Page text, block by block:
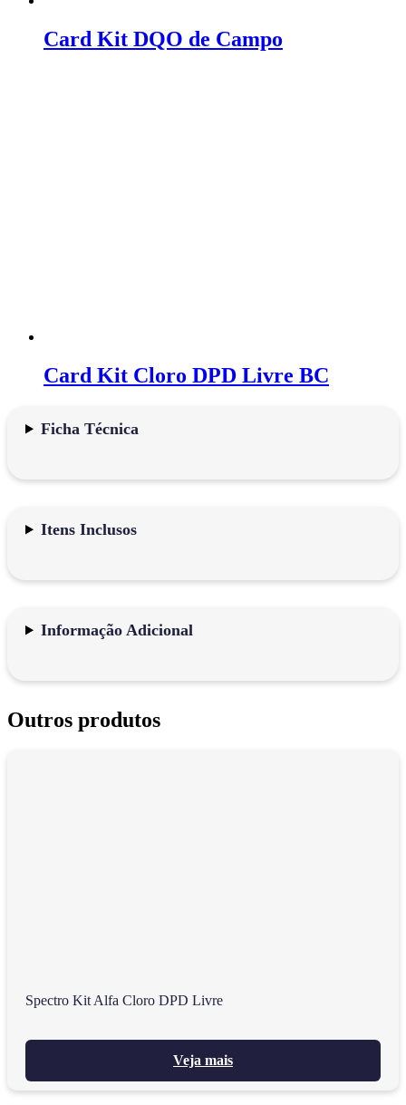
Card Kit DQO de Campo
Card Kit Cloro DPD Livre BC
Ficha Técnica
Itens Inclusos
Informação Adicional
Outros produtos
Spectro Kit Alfa Cloro DPD Livre
Veja mais